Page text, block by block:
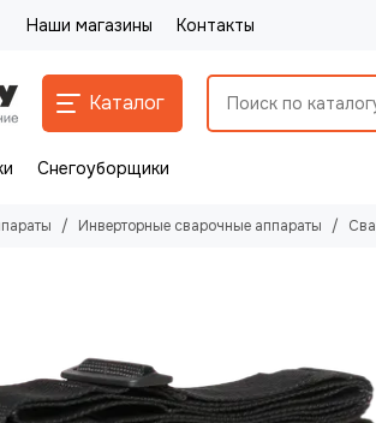
Наши магазины Контакты
Каталог
Снегоуборщики
Инверторные сварочные аппараты